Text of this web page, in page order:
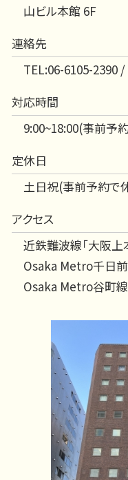
山ビル本館 6F
連絡先
TEL:06-6105-2390
対応時間
9:00~18:00(事前予
定休日
土日祝(事前予約で
アクセス
近鉄難波線「大阪上
Osaka Metro千日前
Osaka Metro谷町線